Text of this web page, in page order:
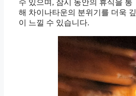
수 있으며, 잠시 동안의 휴식을 통
해 차이나타운의 분위기를 더욱 깊
이 느낄 수 있습니다.